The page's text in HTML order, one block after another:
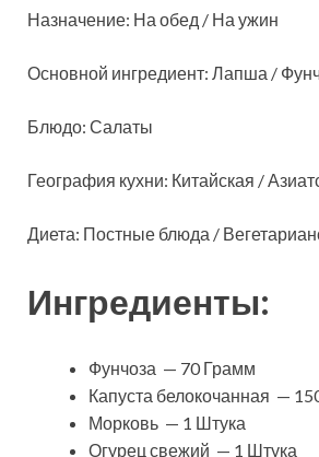
Назначение: На обед / На ужин
Основной ингредиент: Лапша /
Блюдо: Салаты
География кухни: Китайская /
Диета: Постные блюда /
Ингредиенты:
Фунчоза — 70 Грамм
Капуста белокочанная —
Морковь — 1 Штука
Огурец свежий — 1 Штука